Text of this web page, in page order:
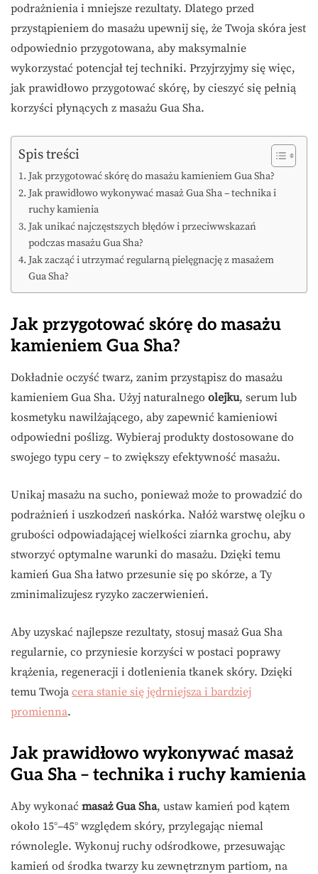
podrażnienia i mniejsze rezultaty. Dlatego przed
przystąpieniem do masażu upewnij się, że Twoja skóra jest
odpowiednio przygotowana, aby maksymalnie
wykorzystać potencjał tej techniki. Przyjrzyjmy się więc,
jak prawidłowo przygotować skórę, by cieszyć się pełnią
korzyści płynących z masażu Gua Sha.
Spis treści
Jak przygotować skórę do masażu kamieniem Gua Sha?
Jak prawidłowo wykonywać masaż Gua Sha – technika i
ruchy kamienia
Jak unikać najczęstszych błędów i przeciwwskazań
podczas masażu Gua Sha?
Jak zacząć i utrzymać regularną pielęgnację z masażem
Gua Sha?
Jak przygotować skórę do masażu
kamieniem Gua Sha?
Dokładnie oczyść twarz, zanim przystąpisz do masażu
kamieniem Gua Sha. Użyj naturalnego olejku, serum lub
kosmetyku nawilżającego, aby zapewnić kamieniowi
odpowiedni poślizg. Wybieraj produkty dostosowane do
swojego typu cery – to zwiększy efektywność masażu.
Unikaj masażu na sucho, ponieważ może to prowadzić do
podrażnień i uszkodzeń naskórka. Nałóż warstwę olejku o
grubości odpowiadającej wielkości ziarnka grochu, aby
stworzyć optymalne warunki do masażu. Dzięki temu
kamień Gua Sha łatwo przesunie się po skórze, a Ty
zminimalizujesz ryzyko zaczerwienień.
Aby uzyskać najlepsze rezultaty, stosuj masaż Gua Sha
regularnie, co przyniesie korzyści w postaci poprawy
krążenia, regeneracji i dotlenienia tkanek skóry. Dzięki
temu Twoja cera stanie się jędrniejsza i bardziej
promienna.
Jak prawidłowo wykonywać masaż
Gua Sha – technika i ruchy kamienia
Aby wykonać masaż Gua Sha, ustaw kamień pod kątem
około 15°–45° względem skóry, przylegając niemal
równolegle. Wykonuj ruchy odśrodkowe, przesuwając
kamień od środka twarzy ku zewnętrznym partiom, na